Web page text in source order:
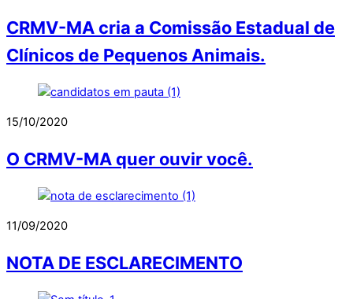
CRMV-MA cria a Comissão Estadual de
Clínicos de Pequenos Animais.
15/10/2020
O CRMV-MA quer ouvir você.
11/09/2020
NOTA DE ESCLARECIMENTO